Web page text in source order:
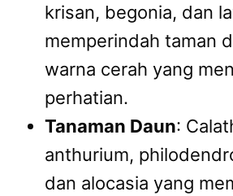
krisan, begonia, dan
memperindah taman
warna cerah yang
perhatian.
Tanaman Daun:
anthurium,
dan alocasia yang